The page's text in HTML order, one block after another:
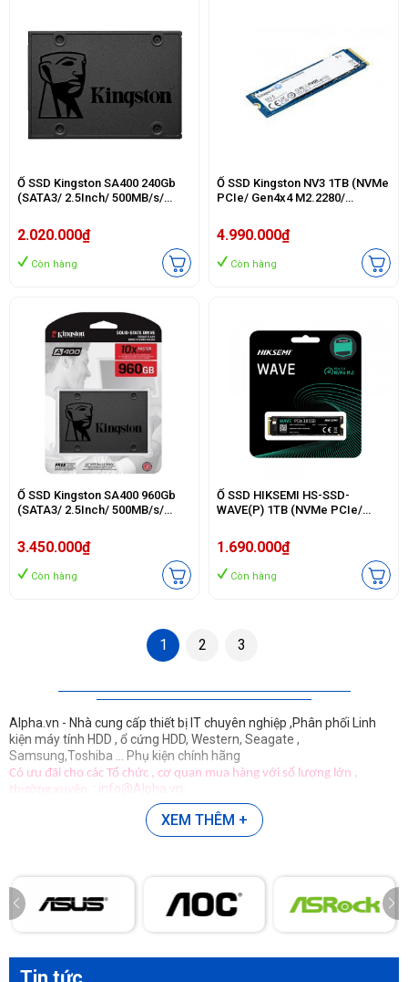
Ổ SSD Kingston SA400 240Gb
(SATA3/ 2.5Inch/ 500MB/s/
2.020.000₫
Còn hàng
Ổ SSD Kingston NV3 1TB (NVMe
PCIe/ Gen4x4 M2.2280/
4.990.000₫
Còn hàng
Ổ SSD Kingston SA400 960Gb
(SATA3/ 2.5Inch/ 500MB/s/
3.450.000₫
Còn hàng
Ổ SSD HIKSEMI HS-SSD-
WAVE(P) 1TB (NVMe PCIe/
2450MB/s)
1.690.000₫
Còn hàng
1 2 3
Alpha.vn - Nhà cung cấp thiết bị IT chuyên nghiệp ,Phân phối Linh
kiện máy tính HDD , ổ cứng HDD, Western, Seagate ,
Samsung,Toshiba ... Phụ kiện chính hãng
Có ưu đãi cho các Tổ chức , cơ quan mua hàng với số lượng lớn ,
thường xuyên
: info@Alpha.vn
XEM THÊM +